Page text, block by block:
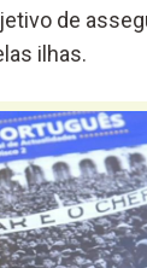
de
ilhas.